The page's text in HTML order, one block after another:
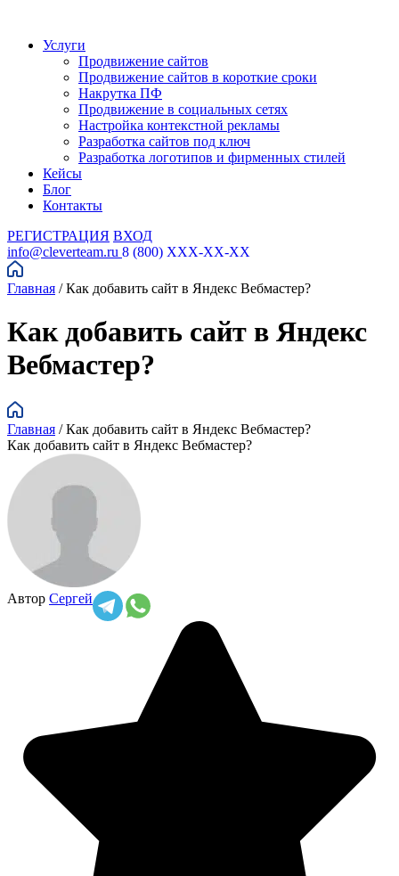
Услуги
Продвижение сайтов
Продвижение сайтов в короткие сроки
Накрутка ПФ
Продвижение в социальных сетях
Настройка контекстной рекламы
Разработка сайтов под ключ
Разработка логотипов и фирменных стилей
Кейсы
Блог
Контакты
РЕГИСТРАЦИЯ ВХОД
info@cleverteam.ru 8 (800) XXX-XX-XX
Главная / Как добавить сайт в Яндекс Вебмастер?
Как добавить сайт в Яндекс
Вебмастер?
Главная / Как добавить сайт в Яндекс Вебмастер?
Как добавить сайт в Яндекс Вебмастер?
Автор Сергей